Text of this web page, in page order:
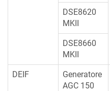
DSE8620
MKII
DSE8660
MKII
DEIF
Generatore
AGC 150